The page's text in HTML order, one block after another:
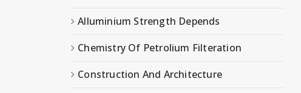
Alluminium Strength Depends
Chemistry Of Petrolium Filteration
Construction And Architecture